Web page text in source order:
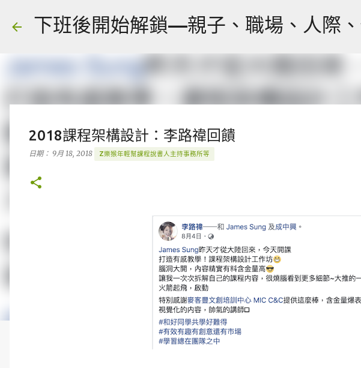
下班後開始解鎖—親子、職場、人際
2018課程架構設計：李路禕回饋
日期： 9月 18, 2018 Z樂猴年輕幫課程說書人主持事務所等